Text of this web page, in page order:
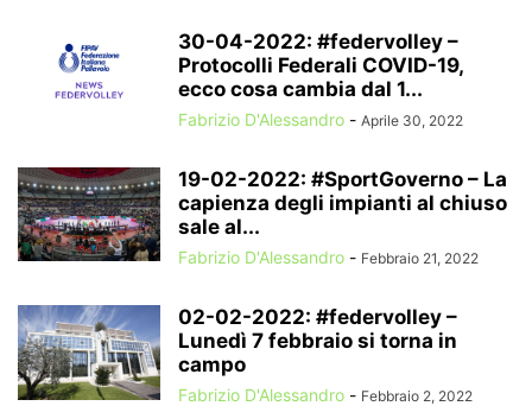
30-04-2022: #federvolley –
Protocolli Federali COVID-19,
ecco cosa cambia dal 1...
Fabrizio D'Alessandro - Aprile 30, 2022
19-02-2022: #SportGoverno – La
capienza degli impianti al chiuso
sale al...
Fabrizio D'Alessandro - Febbraio 21, 2022
02-02-2022: #federvolley –
Lunedì 7 febbraio si torna in
campo
Fabrizio D'Alessandro - Febbraio 2, 2022